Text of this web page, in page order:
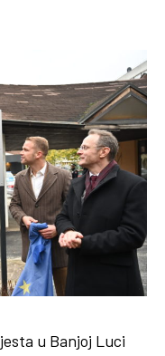
u Banjoj Luci